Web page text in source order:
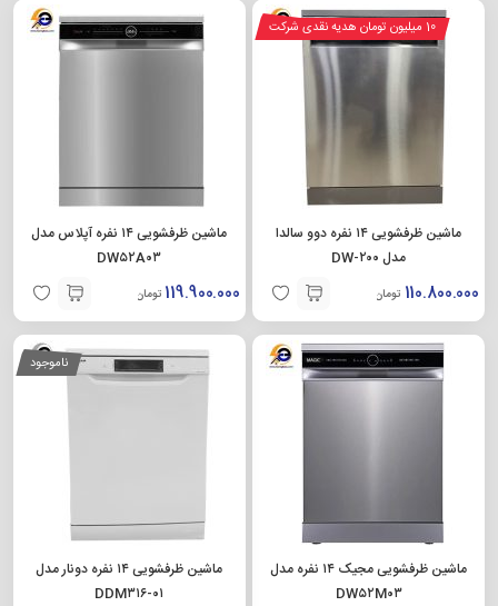
10 میلیون تومان هدیه نقدی شرکت
ماشین ظرفشویی ۱۴ نفره دوو سالدا
مدل DW-۲۰۰
110.800.000 تومان
ماشین ظرفشویی ۱۴ نفره آپلاس مدل
DW۵۲A۰۳
119.900.000 تومان
ماشین ظرفشویی مجیک ۱۴ نفره مدل
DW۵۲M۰۳
ناموجود
ماشین ظرفشویی ۱۴ نفره دونار مدل
DDM۳۱۶-۰۱